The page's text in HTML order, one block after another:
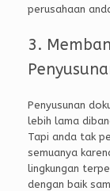
perusahaan
3.
Penyusunan
lebih lama
Tapi anda tak
semuanya
lingkungan
dengan baik